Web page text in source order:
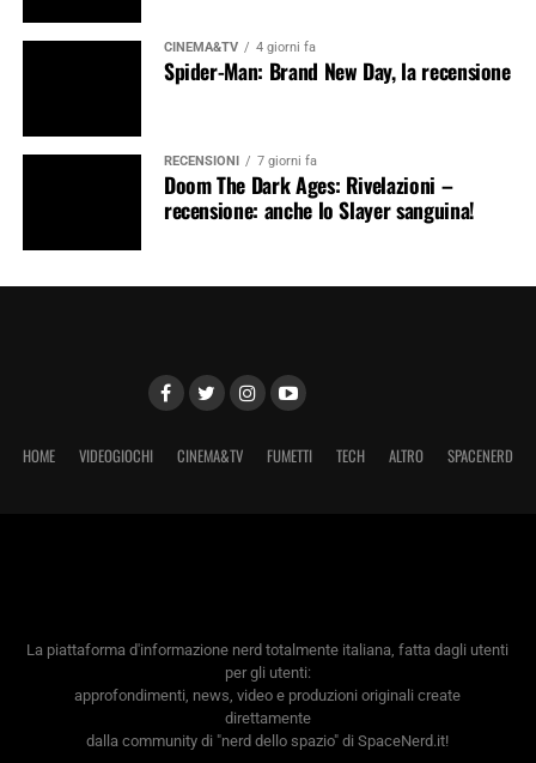
CINEMA&TV 4 giorni fa
Spider-Man: Brand New Day, la recensione
RECENSIONI 7 giorni fa
Doom The Dark Ages: Rivelazioni –
recensione: anche lo Slayer sanguina!
HOME VIDEOGIOCHI CINEMA&TV FUMETTI TECH ALTRO SPACENERD
La piattaforma d'informazione nerd totalmente italiana, fatta dagli utenti
per gli utenti:
approfondimenti, news, video e produzioni originali create
direttamente
dalla community di "nerd dello spazio" di SpaceNerd.it!